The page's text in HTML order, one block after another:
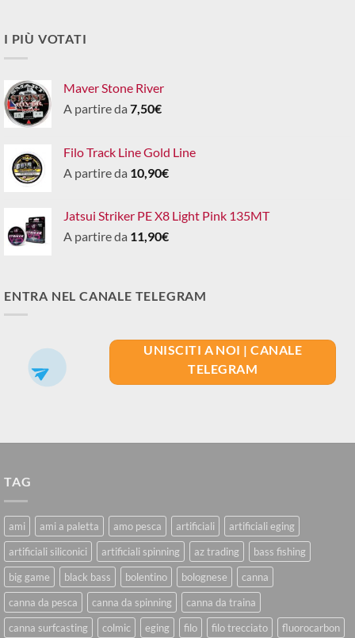
I PIÙ VOTATI
Maver Stone River
A partire da 7,50€
Filo Track Line Gold Line
A partire da 10,90€
Jatsui Striker PE X8 Light Pink 135MT
A partire da 11,90€
ENTRA NEL CANALE TELEGRAM
UNISCITI A NOI | CANALE
TELEGRAM
TAG
ami ami a paletta amo pesca artificiali
artificiali eging
artificiali siliconici
artificiali spinning az trading
bass fishing
big game
black bass bolentino bolognese
canna
canna da pesca
canna da spinning
canna da traina
canna surfcasting
colmic eging filo filo trecciato fluorocarbon